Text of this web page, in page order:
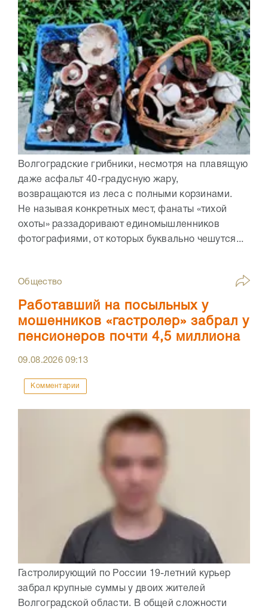
Волгоградские грибники, несмотря на плавящую
даже асфальт 40-градусную жару,
возвращаются из леса с полными корзинами.
Не называя конкретных мест, фанаты «тихой
охоты» раззадоривают единомышленников
фотографиями, от которых буквально чешутся...
Общество
Работавший на посыльных у
мошенников «гастролер» забрал у
пенсионеров почти 4,5 миллиона
09.08.202609:13
Комментарии
Гастролирующий по России 19-летний курьер
забрал крупные суммы у двоих жителей
Волгоградской области. В общей сложности